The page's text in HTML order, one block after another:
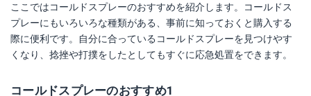
ここではコールドスプレーのおすすめを紹介します。コールドス
プレーにもいろいろな種類がある、事前に知っておくと購入する
際に便利です。自分に合っているコールドスプレーを見つけやす
くなり、捻挫や打撲をしたとしてもすぐに応急処置をできます。
コールドスプレーのおすすめ1